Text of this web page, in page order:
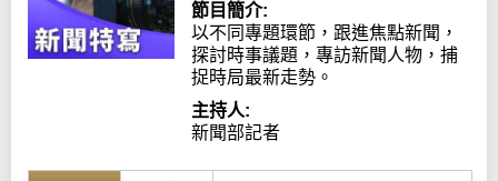
節目簡介:
以不同專題環節，跟進焦點新聞，
探討時事議題，專訪新聞人物，捕
捉時局最新走勢。
主持人:
新聞部記者